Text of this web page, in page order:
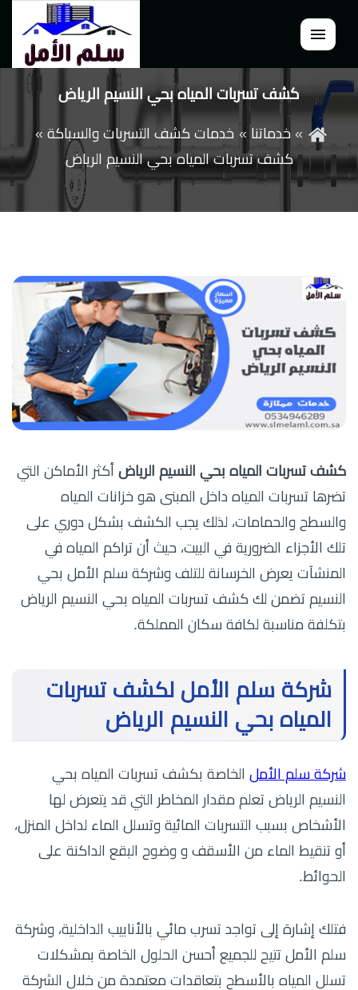
القائمة
كشف تسربات المياه بحي النسيم الرياض
خدماتنا
خدمات كشف التسربات والسباكة
كشف تسربات المياه بحي النسيم الرياض
كشف تسربات المياه بحي النسيم الرياض أكثر الأماكن التي
تضرها تسربات المياه داخل المبنى هو خزانات المياه
والسطح والحمامات، لذلك يجب الكشف بشكل دوري على
تلك الأجزاء الضرورية في البيت، حيث أن تراكم المياه في
المنشآت يعرض الخرسانة للتلف وشركة سلم الأمل بحي
النسيم تضمن لك كشف تسربات المياه بحي النسيم الرياض
بتكلفة مناسبة لكافة سكان المملكة.
شركة سلم الأمل لكشف تسربات
المياه بحي النسيم الرياض
شركة سلم الأمل الخاصة بكشف تسربات المياه بحي
النسيم الرياض تعلم مقدار المخاطر التي قد يتعرض لها
الأشخاص بسبب التسربات المائية وتسلل الماء لداخل المنزل،
أو تنقيط الماء من الأسقف و وضوح البقع الداكنة على
الحوائط.
فتلك إشارة إلى تواجد تسرب مائي بالأنابيب الداخلية، وشركة
سلم الأمل تتيح للجميع أحسن الحلول الخاصة بمشكلات
تسلل المياه بالأسطح بتعاقدات معتمدة من خلال الشركة